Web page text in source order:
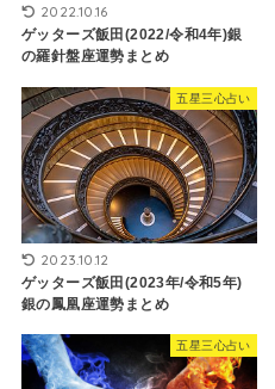
2022.10.16
ゲッターズ飯田(2022/令和4年)銀
の羅針盤座運勢まとめ
五星三心占い
2023.10.12
ゲッターズ飯田(2023年/令和5年)
銀の鳳凰座運勢まとめ
五星三心占い